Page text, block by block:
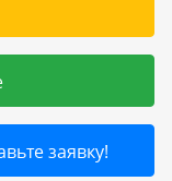
заявку!